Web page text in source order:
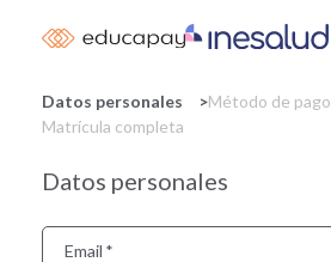
to
content
Datos personales
Método de pago
Matrícula completa
Datos personales
Email